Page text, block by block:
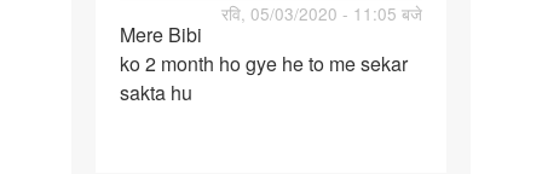
रवि, 05/03/2020 - 11:05 बजे
Mere
Bibi
ko
Mere Bibi
ko 2 month ho gye he to me sekar
sakta hu